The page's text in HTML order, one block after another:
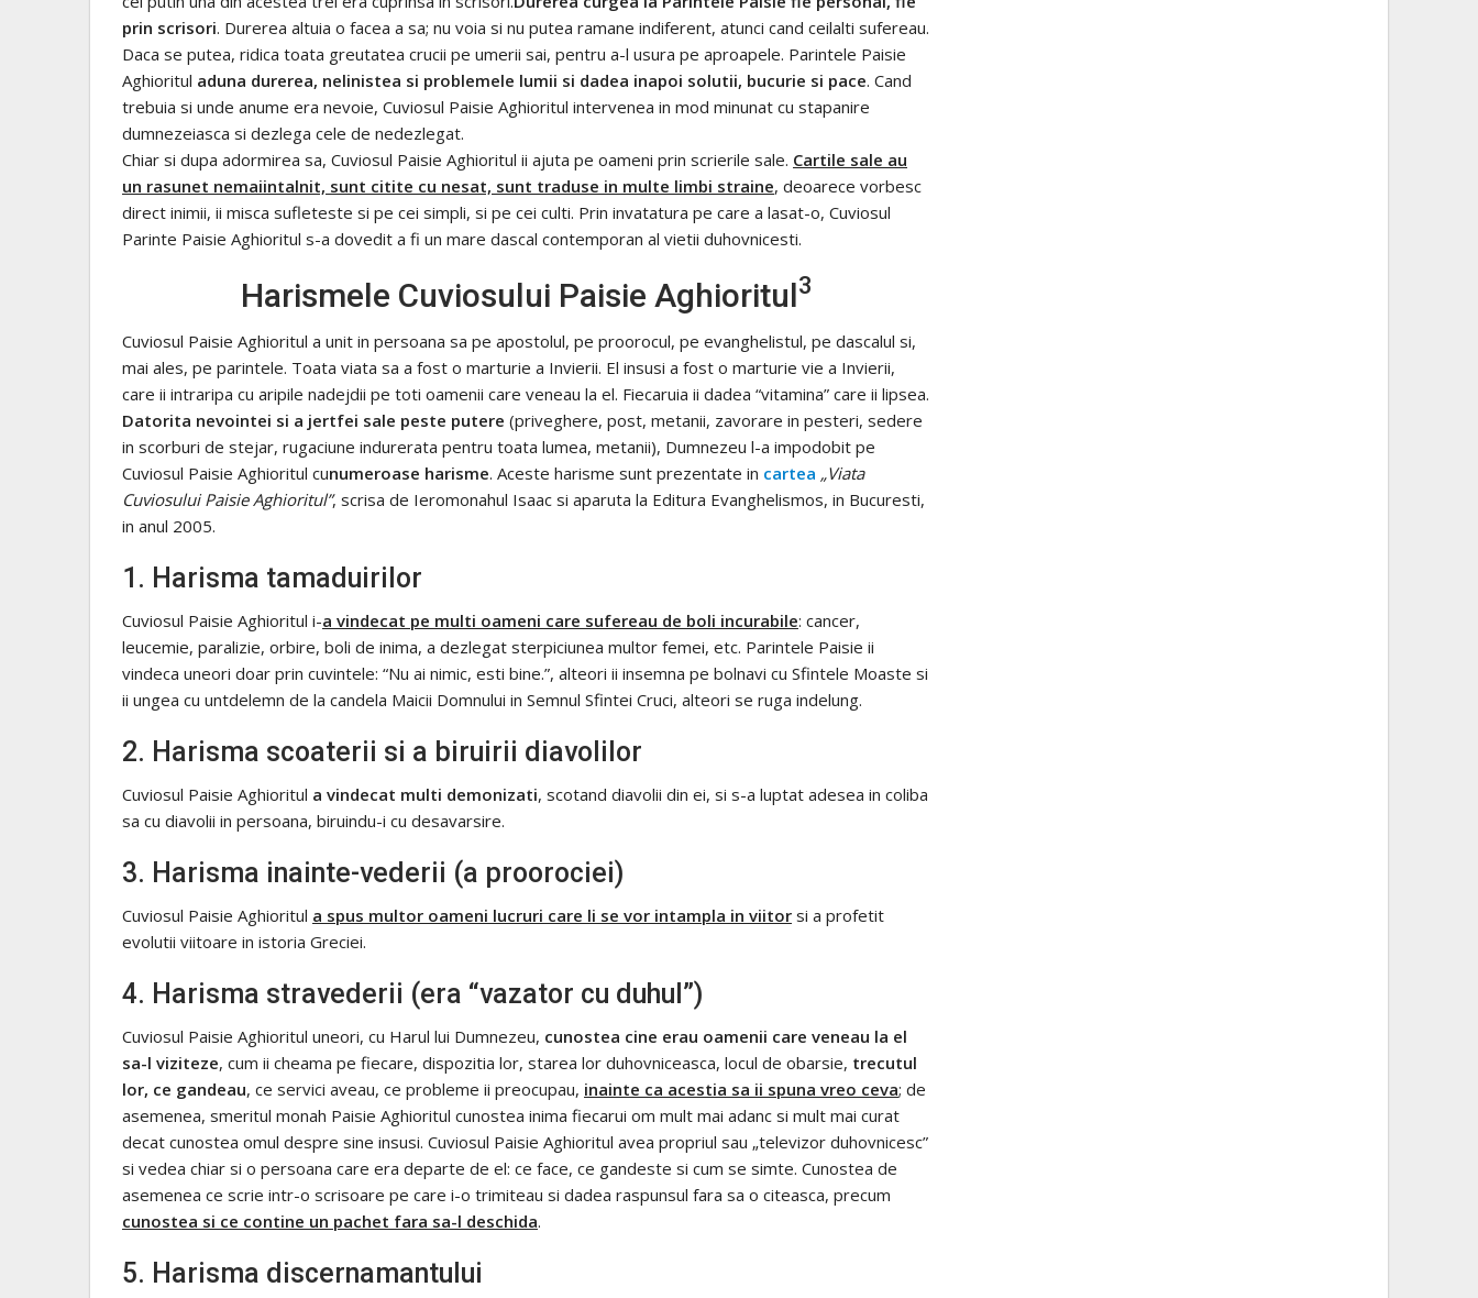
prin scrisori. Durerea altuia o facea a sa; nu voia si nu putea ramane indiferent, atunci cand ceilalti sufereau.
Daca se putea, ridica toata greutatea crucii pe umerii sai, pentru a-l usura pe aproapele. Parintele Paisie
Aghioritul aduna durerea, nelinistea si problemele lumii si dadea inapoi solutii, bucurie si pace. Cand
trebuia si unde anume era nevoie, Cuviosul Paisie Aghioritul intervenea in mod minunat cu stapanire
dumnezeiasca si dezlega cele de nedezlegat.
Chiar si dupa adormirea sa, Cuviosul Paisie Aghioritul ii ajuta pe oameni prin scrierile sale. Cartile sale au
un rasunet nemaiintalnit, sunt citite cu nesat, sunt traduse in multe limbi straine, deoarece vorbesc
direct inimii, ii misca sufleteste si pe cei simpli, si pe cei culti. Prin invatatura pe care a lasat-o, Cuviosul
Parinte Paisie Aghioritul s-a dovedit a fi un mare dascal contemporan al vietii duhovnicesti.
Harismele Cuviosului Paisie Aghioritul3
Cuviosul Paisie Aghioritul a unit in persoana sa pe apostolul, pe proorocul, pe evanghelistul, pe dascalul si,
mai ales, pe parintele. Toata viata sa a fost o marturie a Invierii. El insusi a fost o marturie vie a Invierii,
care ii intraripa cu aripile nadejdii pe toti oamenii care veneau la el. Fiecaruia ii dadea “vitamina” care ii lipsea.
Datorita nevointei si a jertfei sale peste putere (priveghere, post, metanii, zavorare in pesteri, sedere
in scorburi de stejar, rugaciune indurerata pentru toata lumea, metanii), Dumnezeu l-a impodobit pe
Cuviosul Paisie Aghioritul cunumeroase harisme. Aceste harisme sunt prezentate in cartea „Viata
Cuviosului Paisie Aghioritul”, scrisa de Ieromonahul Isaac si aparuta la Editura Evanghelismos, in Bucuresti,
in anul 2005.
1. Harisma tamaduirilor
Cuviosul Paisie Aghioritul i-a vindecat pe multi oameni care sufereau de boli incurabile: cancer,
leucemie, paralizie, orbire, boli de inima, a dezlegat sterpiciunea multor femei, etc. Parintele Paisie ii
vindeca uneori doar prin cuvintele: “Nu ai nimic, esti bine.”, alteori ii insemna pe bolnavi cu Sfintele Moaste si
ii ungea cu untdelemn de la candela Maicii Domnului in Semnul Sfintei Cruci, alteori se ruga indelung.
2. Harisma scoaterii si a biruirii diavolilor
Cuviosul Paisie Aghioritul a vindecat multi demonizati, scotand diavolii din ei, si s-a luptat adesea in coliba
sa cu diavolii in persoana, biruindu-i cu desavarsire.
3. Harisma inainte-vederii (a proorociei)
Cuviosul Paisie Aghioritul a spus multor oameni lucruri care li se vor intampla in viitor si a profetit
evolutii viitoare in istoria Greciei.
4. Harisma stravederii (era “vazator cu duhul”)
Cuviosul Paisie Aghioritul uneori, cu Harul lui Dumnezeu, cunostea cine erau oamenii care veneau la el
sa-l viziteze, cum ii cheama pe fiecare, dispozitia lor, starea lor duhovniceasca, locul de obarsie, trecutul
lor, ce gandeau, ce servici aveau, ce probleme ii preocupau, inainte ca acestia sa ii spuna vreo ceva; de
asemenea, smeritul monah Paisie Aghioritul cunostea inima fiecarui om mult mai adanc si mult mai curat
decat cunostea omul despre sine insusi. Cuviosul Paisie Aghioritul avea propriul sau „televizor duhovnicesc”
si vedea chiar si o persoana care era departe de el: ce face, ce gandeste si cum se simte. Cunostea de
asemenea ce scrie intr-o scrisoare pe care i-o trimiteau si dadea raspunsul fara sa o citeasca, precum
cunostea si ce contine un pachet fara sa-l deschida.
5. Harisma discernamantului